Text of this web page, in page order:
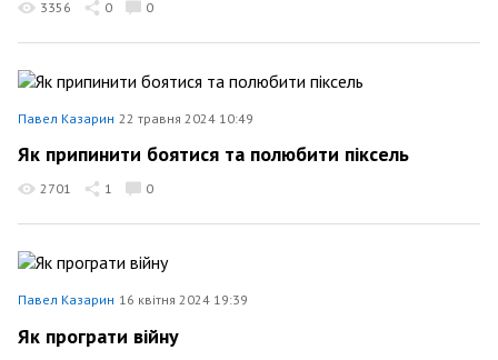
3356 0 0
Павел Казарин 22 травня 2024 10:49
Як припинити боятися та полюбити піксель
2701 1 0
Павел Казарин 16 квітня 2024 19:39
Як програти війну